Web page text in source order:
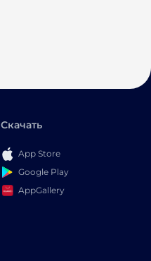
Скачать
App Store
Google Play
AppGallery